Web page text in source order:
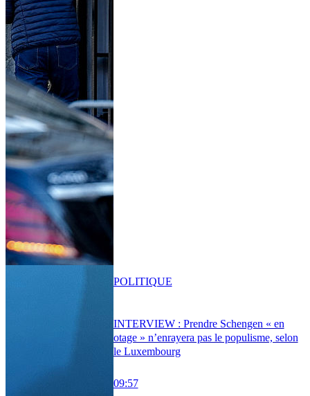
INTERVIEW : Prendre Schengen « en
otage » n’enrayera pas le populisme, selon
le Luxembourg
09:57
POLITIQUE